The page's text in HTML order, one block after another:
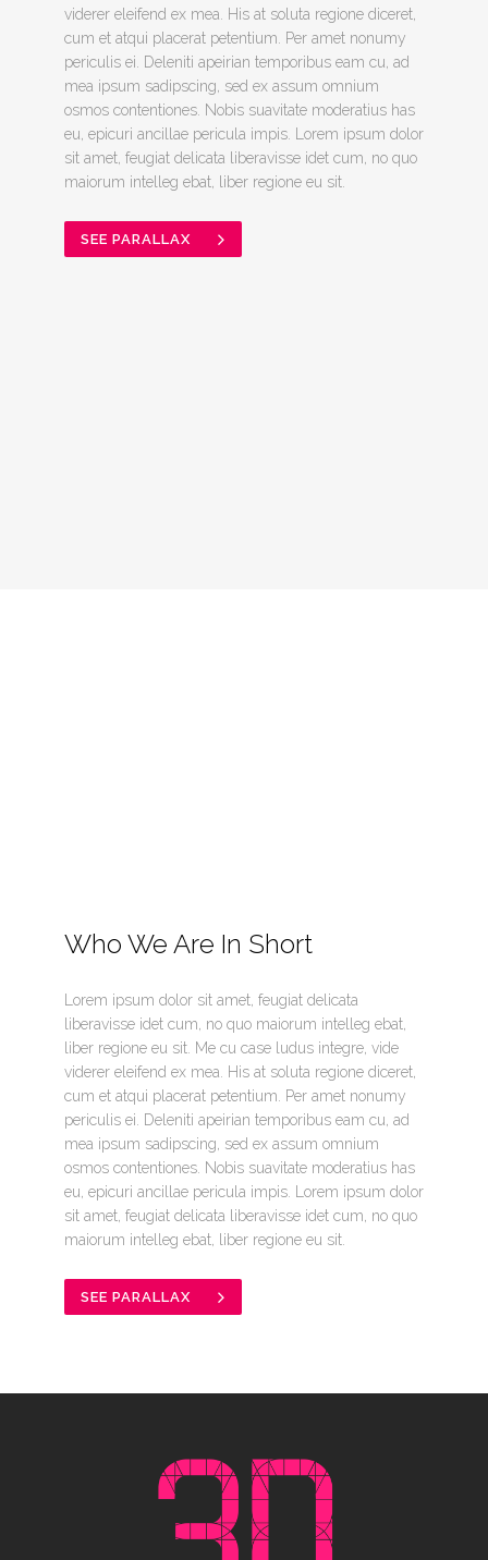
viderer eleifend ex mea. His at soluta regione diceret,
cum et atqui placerat petentium. Per amet nonumy
periculis ei. Deleniti apeirian temporibus eam cu, ad
mea ipsum sadipscing, sed ex assum omnium
osmos contentiones. Nobis suavitate moderatius has
eu, epicuri ancillae pericula impis. Lorem ipsum dolor
sit amet, feugiat delicata liberavisse idet cum, no quo
maiorum intelleg ebat, liber regione eu sit.
SEE PARALLAX
Who We Are In Short
Lorem ipsum dolor sit amet, feugiat delicata
liberavisse idet cum, no quo maiorum intelleg ebat,
liber regione eu sit. Me cu case ludus integre, vide
viderer eleifend ex mea. His at soluta regione diceret,
cum et atqui placerat petentium. Per amet nonumy
periculis ei. Deleniti apeirian temporibus eam cu, ad
mea ipsum sadipscing, sed ex assum omnium
osmos contentiones. Nobis suavitate moderatius has
eu, epicuri ancillae pericula impis. Lorem ipsum dolor
sit amet, feugiat delicata liberavisse idet cum, no quo
maiorum intelleg ebat, liber regione eu sit.
SEE PARALLAX